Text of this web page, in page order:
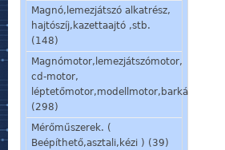
Magnó,lemezjátszó alkatrész,
hajtószíj,kazettaajtó ,stb.
(148)
Magnómotor,lemezjátszómotor,
cd-motor,
léptetőmotor,modellmotor,barkácsmotor.
(298)
Mérőműszerek. (
Beépíthető,asztali,kézi ) (39)